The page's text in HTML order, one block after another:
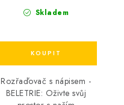
Skladem
Rozřaďovač s nápisem -
BELETRIE: Oživte svůj